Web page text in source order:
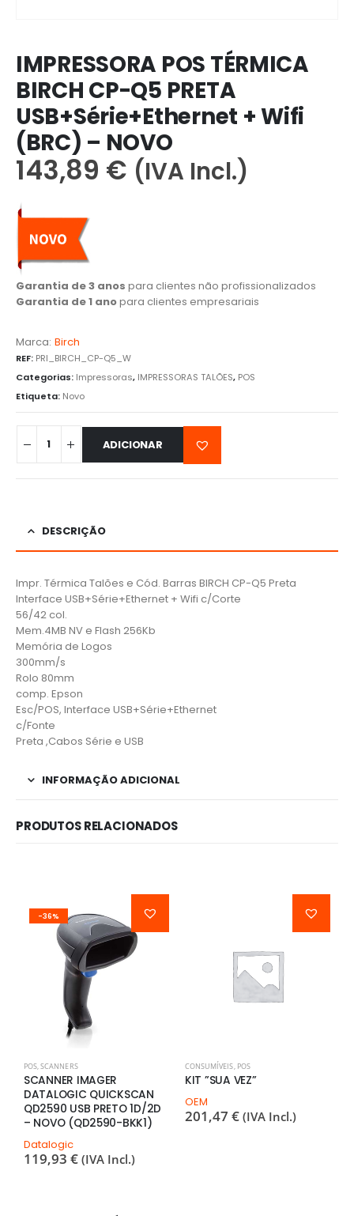
IMPRESSORA POS TÉRMICA
BIRCH CP-Q5 PRETA
USB+Série+Ethernet + Wifi
(BRC) – NOVO
143,89 € (IVA Incl.)
Garantia de 3 anos para clientes não profissionalizados
Garantia de 1 anopara clientes empresariais
Marca: Birch
REF: PRI_BIRCH_CP-Q5_W
Categorias: Impressoras, IMPRESSORAS TALÕES, POS
Etiqueta: Novo
ADICIONAR
DESCRIÇÃO
Impr. Térmica Talões e Cód. Barras BIRCH CP-Q5 Preta
Interface USB+Série+Ethernet + Wifi c/Corte
56/42 col.
Mem.4MB NV e Flash 256Kb
Memória de Logos
300mm/s
Rolo 80mm
comp. Epson
Esc/POS, Interface USB+Série+Ethernet
c/Fonte
Preta ,Cabos Série e USB
INFORMAÇÃO ADICIONAL
PRODUTOS RELACIONADOS
-36%
POS ,SCANNERS
SCANNER IMAGER
DATALOGIC QUICKSCAN
QD2590 USB PRETO 1D/2D
– NOVO (QD2590-BKK1)
Datalogic
119,93 € (IVA Incl.)
CONSUMÍVEIS POS
KIT ”SUA VEZ”
OEM
201,47 € (IVA Incl.)